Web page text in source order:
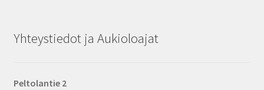
Yhteystiedot ja Aukioloajat
Peltolantie 2